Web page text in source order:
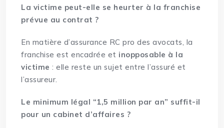
La victime peut-elle se heurter à la franchise
prévue au contrat ?
En matière d’assurance RC pro des avocats, la
franchise est encadrée et inopposable à la
victime : elle reste un sujet entre l’assuré et
l’assureur.
Le minimum légal “1,5 million par an” suffit-il
pour un cabinet d’affaires ?